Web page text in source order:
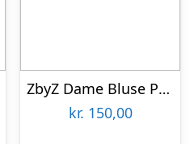
ZbyZ Dame Bluse Plus Size – Hvid – 54/56
kr. 150,00